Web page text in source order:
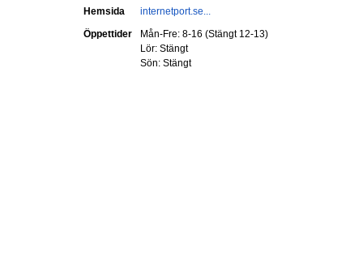
Hemsida
internetport.se...
Öppettider
Mån-Fre: 8-16 (Stängt 12-13)
Lör: Stängt
Sön: Stängt